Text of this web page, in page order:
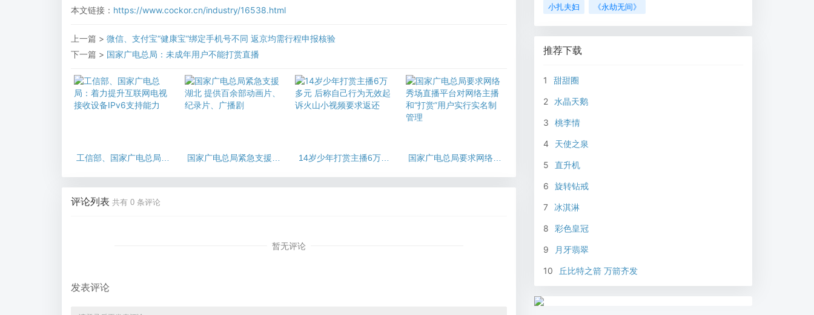
本文链接： https://www.cockor.cn/industry/16538.html
上一篇 > 微信、支付宝“健康宝”绑定手机号不同 返京均需行程申报核验
下一篇 > 国家广电总局：未成年用户不能打赏直播
工信部、国家广电总局：
设备IPv6支持能力
国家广电总局紧急支援湖
录片、广播剧
14岁少年打赏主播6万多
火山小视频要求返还
国家广电总局要求网络秀
和“打赏”用户实行实名制
管理
评论列表 共有 0 条评论
暂无评论
发表评论
小扎夫妇
《永劫无间》
推荐下载
1 甜甜圈
2 水晶天鹅
3 桃李情
4 天使之泉
5 直升机
6 旋转钻戒
7 冰淇淋
8 彩色皇冠
9 月牙翡翠
10 丘比特之箭 万箭齐发